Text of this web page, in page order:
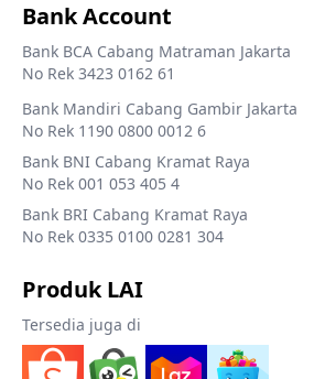
Bank Account
Bank BCA Cabang Matraman Jakarta
No Rek 3423 0162 61
Bank Mandiri Cabang Gambir Jakarta
No Rek 1190 0800 0012 6
Bank BNI Cabang Kramat Raya
No Rek 001 053 405 4
Bank BRI Cabang Kramat Raya
No Rek 0335 0100 0281 304
Produk LAI
Tersedia juga di